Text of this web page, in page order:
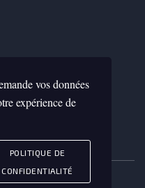
vos données
expérience de
POLITIQUE DE
CONFIDENTIALITÉ